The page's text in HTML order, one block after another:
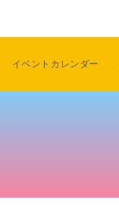
イベントカレンダー